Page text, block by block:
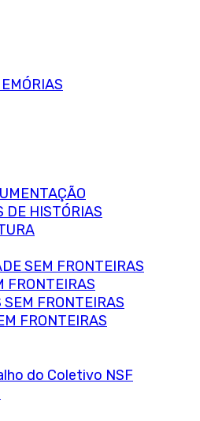
DE HISTÓRIAS
SEM FRONTEIRAS
FRONTEIRAS
SEM FRONTEIRAS
FRONTEIRAS
do Coletivo NSF